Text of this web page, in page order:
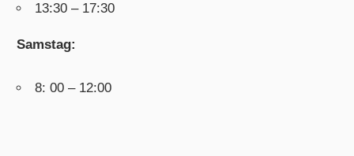
13:30 – 17:30
Samstag:
8: 00 – 12:00